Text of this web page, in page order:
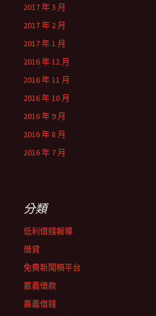
2017 年 3 月
2017 年 2 月
2017 年 1 月
2016 年 12 月
2016 年 11 月
2016 年 10 月
2016 年 9 月
2016 年 8 月
2016 年 7 月
分類
低利借錢報導
借貸
免費新聞稿平台
嘉義借款
嘉義借錢